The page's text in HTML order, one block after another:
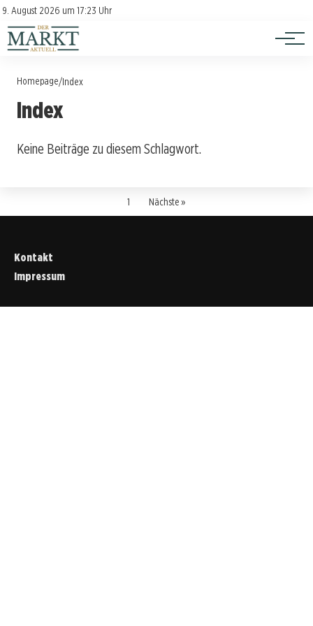
9. August 2026 um 17:23 Uhr
Kontakt
Impressum
Investition
Verbraucherschutz
Homepage/Index
Index
Keine Beiträge zu diesem Schlagwort.
1 Nächste »
Kontakt
Impressum